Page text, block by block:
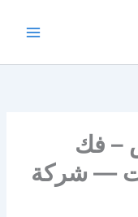
– فك
— شركة